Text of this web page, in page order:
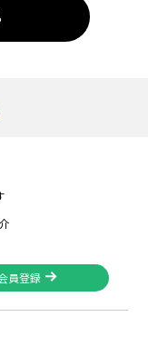
員登録